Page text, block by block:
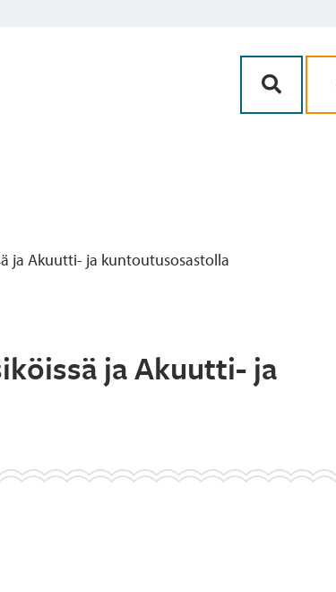
ja Akuutti- ja kuntoutusosastolla
ja Akuutti- ja